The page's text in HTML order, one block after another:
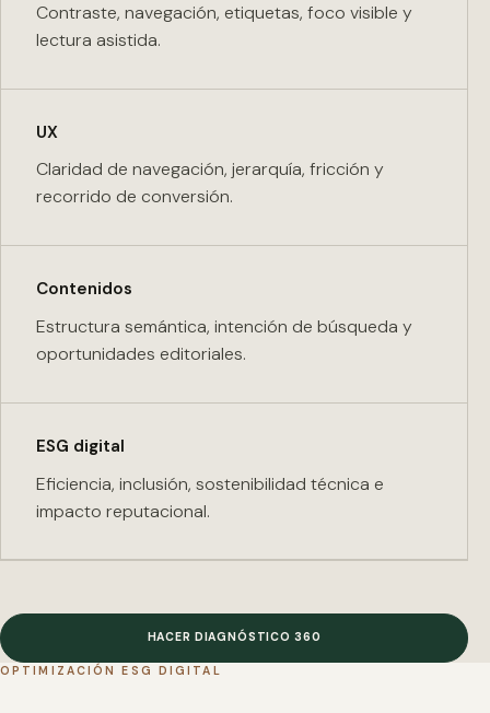
Contraste, navegación, etiquetas, foco visible y
lectura asistida.
UX
Claridad de navegación, jerarquía, fricción y
recorrido de conversión.
Contenidos
Estructura semántica, intención de búsqueda y
oportunidades editoriales.
ESG digital
Eficiencia, inclusión, sostenibilidad técnica e
impacto reputacional.
HACER DIAGNÓSTICO 360
OPTIMIZACIÓN ESG DIGITAL